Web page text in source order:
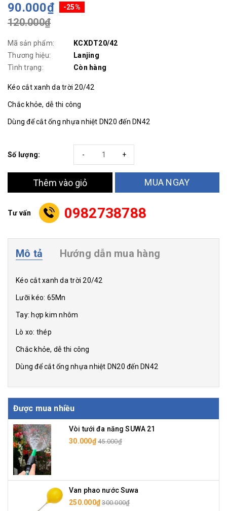
90.000₫ -25%
120.000₫
Mã sản phẩm:
KCXDT20/42
Thương hiệu:
Lanjing
Tình trạng:
Còn hàng
Kéo cắt xanh da trời 20/42
Chắc khỏe, dễ thi công
Dùng để cắt ống nhựa nhiệt DN20 đến DN42
Số lượng: +
-
Thêm vào giỏ MUA NGAY
Tư vấn 0982738788
Mô tả Hướng dẫn mua hàng
Kéo cắt xanh da trời 20/42
Lưỡi kéo: 65Mn
Tay: hợp kim nhôm
Lò xo: thép
Chắc khỏe, dễ thi công
Dùng để cắt ống nhựa nhiệt DN20 đến DN42
Được mua nhiều
Vòi tưới đa năng SUWA 21
30.000₫ 45.000₫
Van phao nước Suwa
250.000₫ 300.000₫